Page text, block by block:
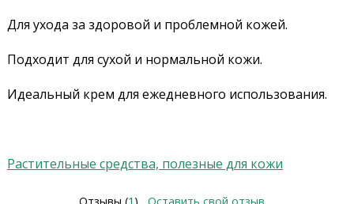
Для ухода за здоровой и проблемной кожей.
Подходит для сухой и нормальной кожи.
Идеальный крем для ежедневного использования.
Растительные средства, полезные для кожи